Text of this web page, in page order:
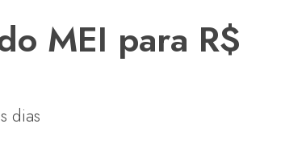
MEI para R$
dias